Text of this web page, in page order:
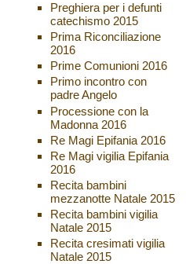
Preghiera per i defunti
catechismo 2015
Prima Riconciliazione
2016
Prime Comunioni 2016
Primo incontro con
padre Angelo
Processione con la
Madonna 2016
Re Magi Epifania 2016
Re Magi vigilia Epifania
2016
Recita bambini
mezzanotte Natale 2015
Recita bambini vigilia
Natale 2015
Recita cresimati vigilia
Natale 2015